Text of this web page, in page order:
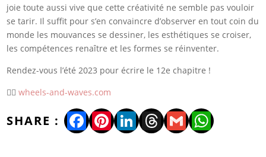
joie toute aussi vive que cette créativité ne semble pas vouloir
se tarir. Il suffit pour s’en convaincre d’observer en tout coin du
monde les mouvances se dessiner, les esthétiques se croiser,
les compétences renaître et les formes se réinventer.
Rendez-vous l’été 2023 pour écrire le 12e chapitre !
👉🏻wheels-and-waves.com
Facebook
Pinterest
LinkedIn
Threads
Gmail